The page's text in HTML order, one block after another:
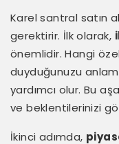
Karel santral satın
gerektirir. İlk olarak,
önemlidir. Hangi
duyduğunuzu
yardımcı olur. Bu
ve beklentilerinizi
İkinci adımda,